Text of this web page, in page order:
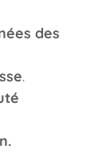
des
.